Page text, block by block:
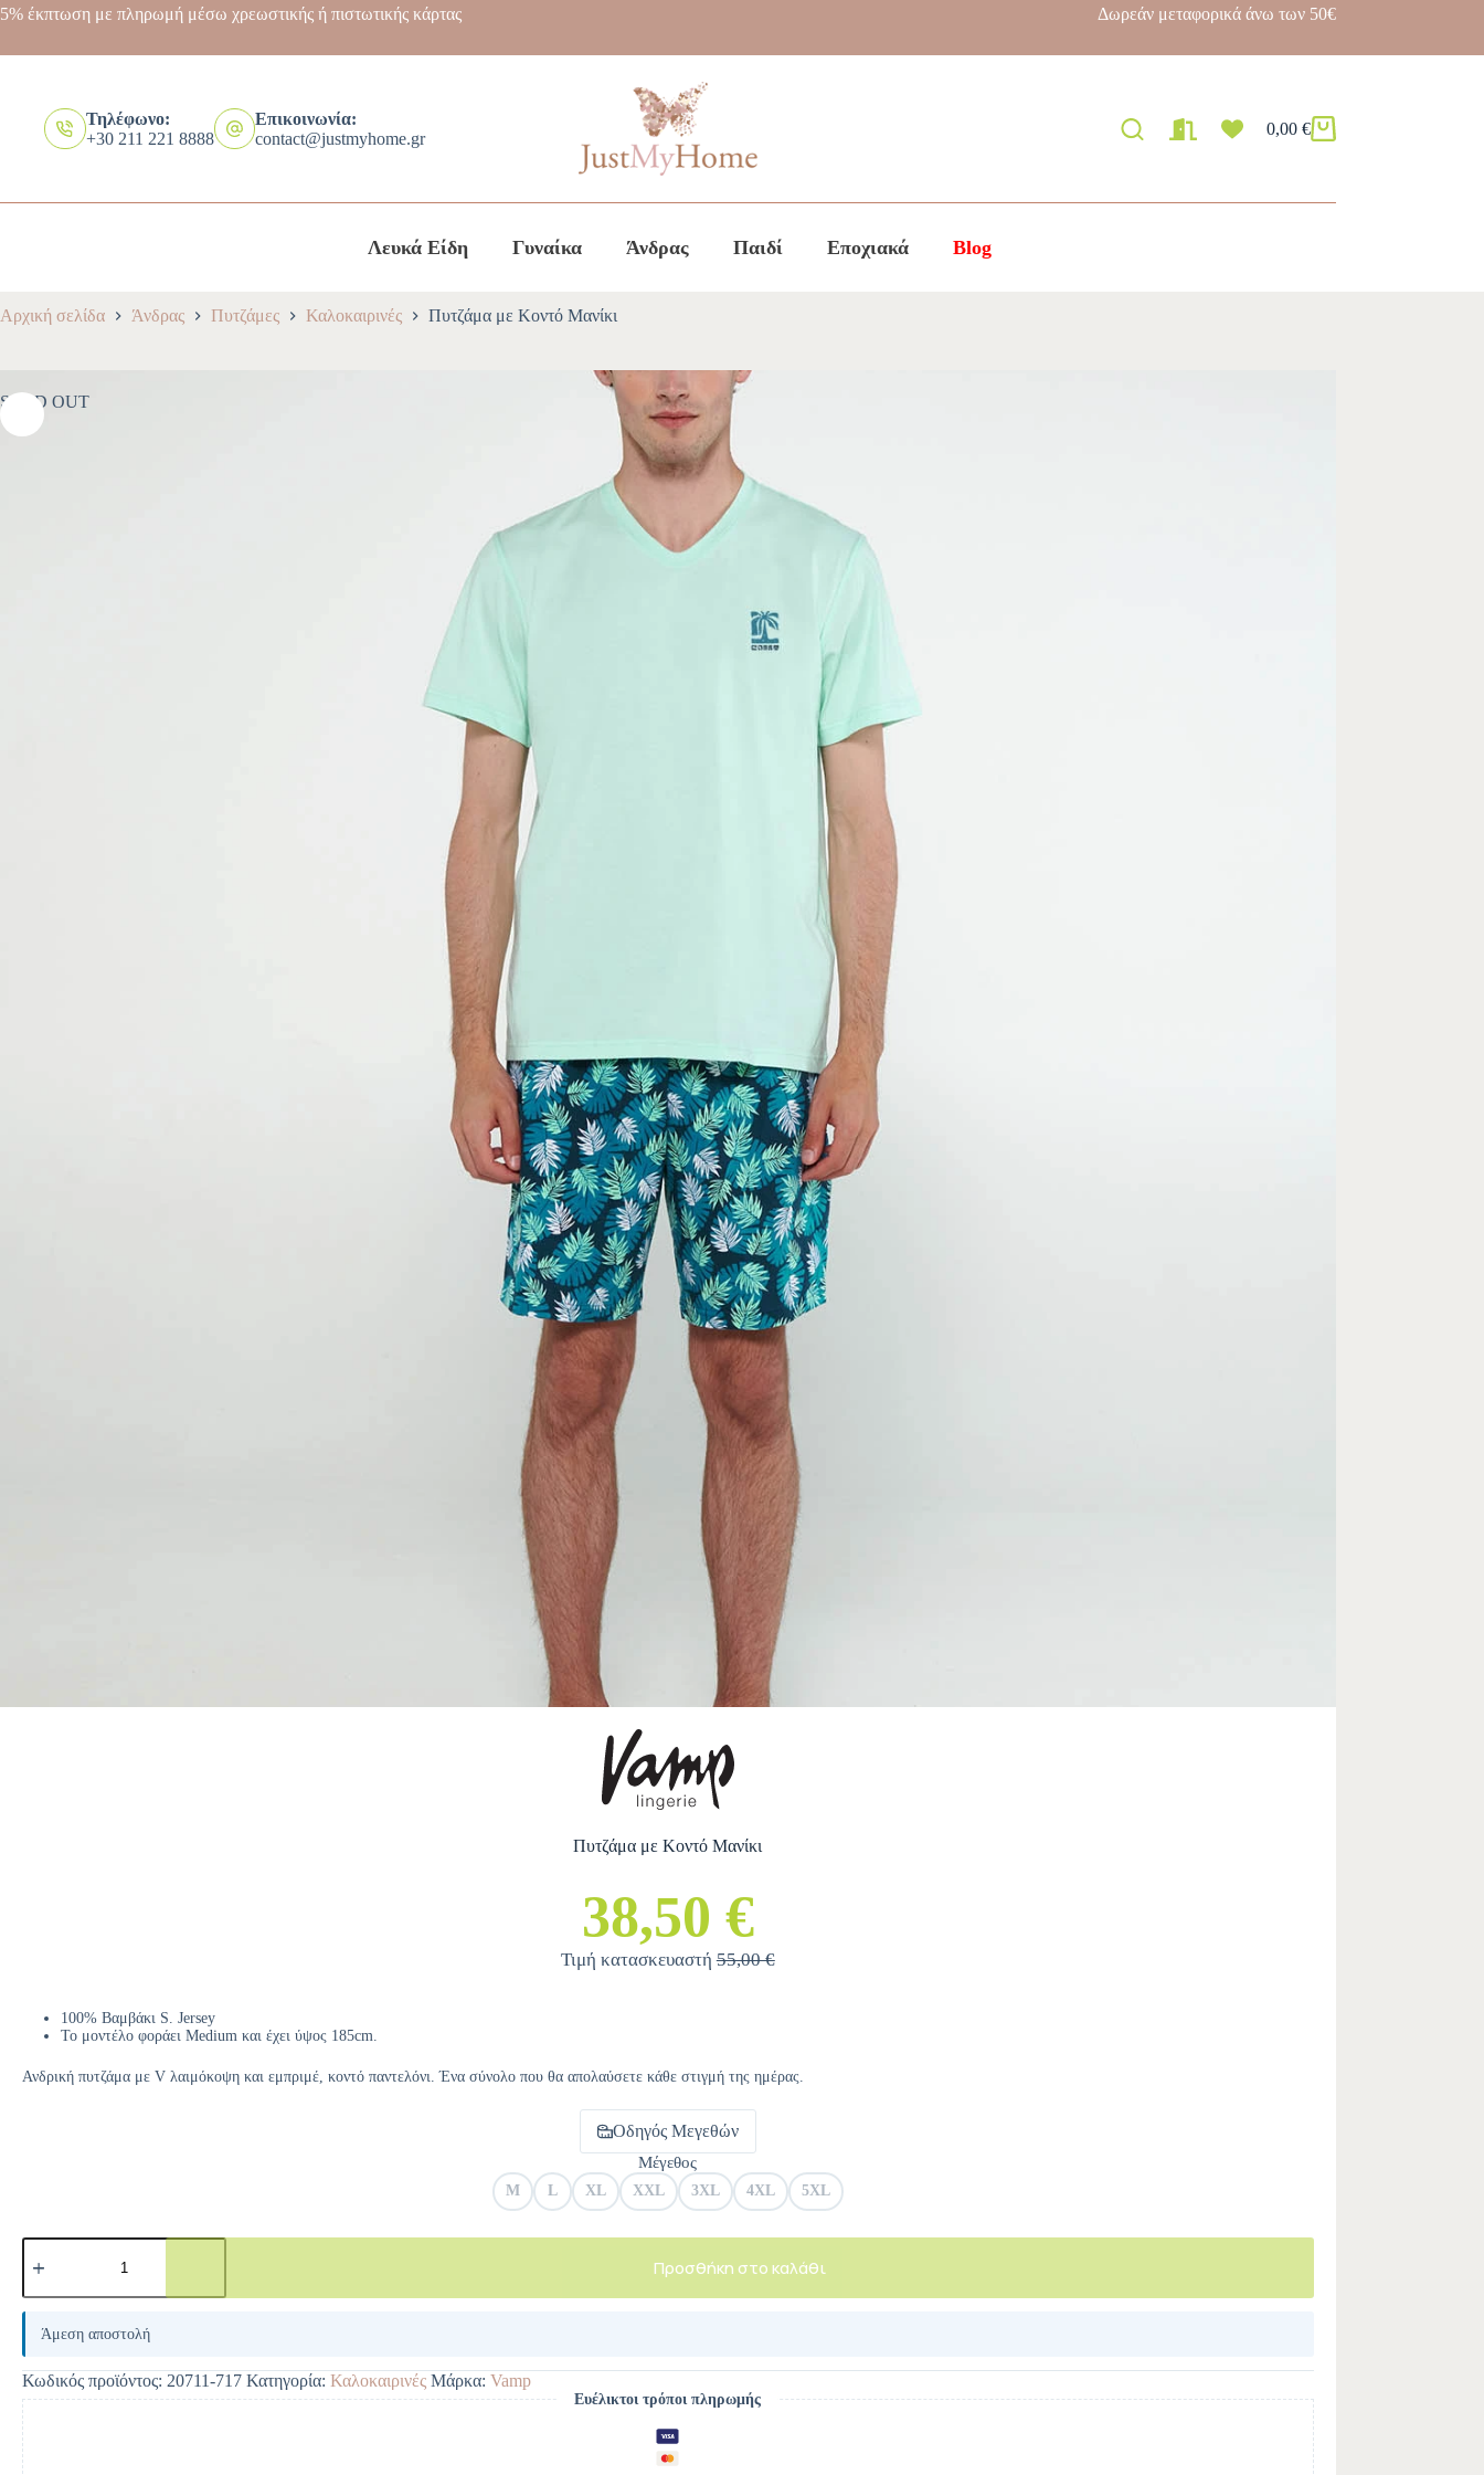
5% έκπτωση με πληρωμή μέσω χρεωστικής ή πιστωτικής κάρτας Δωρεάν μεταφορικά άνω των 50€
Τηλέφωνο:
+30 211 221 8888
Επικοινωνία:
contact@justmyhome.gr
0,00 €
Λευκά Είδη Γυναίκα Άνδρας Παιδί Εποχιακά Blog
Αρχική σελίδα Άνδρας Πυτζάμες Καλοκαιρινές Πυτζάμα με Κοντό Μανίκι
SOLD OUT
Πυτζάμα με Κοντό Μανίκι
38,50 €
Τιμή κατασκευαστή55,00 €
100% Βαμβάκι S. Jersey
Το μοντέλο φοράει Medium και έχει ύψος 185cm.
Ανδρική πυτζάμα με V λαιμόκοψη και εμπριμέ, κοντό παντελόνι. Ένα σύνολο που θα απολαύσετε κάθε στιγμή της ημέρας.
Οδηγός Μεγεθών
Μέγεθος
M L XL XXL 3XL 4XL 5XL
Προσθήκη στο καλάθι
A
e
r
n
a
t
i
Άμεση αποστολή
Κωδικός προϊόντος: 20711-717 Κατηγορία: Καλοκαιρινές Μάρκα: Vamp
Ευέλικτοι τρόποι πληρωμής